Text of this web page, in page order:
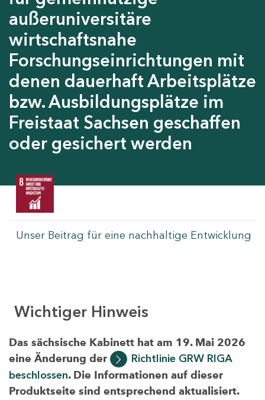
außeruniversitäre
wirtschaftsnahe
Forschungseinrichtungen mit
denen dauerhaft Arbeitsplätze
bzw. Ausbildungsplätze im
Freistaat Sachsen geschaffen
oder gesichert werden
Unser Beitrag für eine nachhaltige Entwicklung
Wichtiger Hinweis
Das sächsische Kabinett hat am 19. Mai 2026
eine Änderung der
Richtlinie GRW RIGA
beschlossen. Die Informationen auf dieser
Produktseite sind entsprechend aktualisiert.